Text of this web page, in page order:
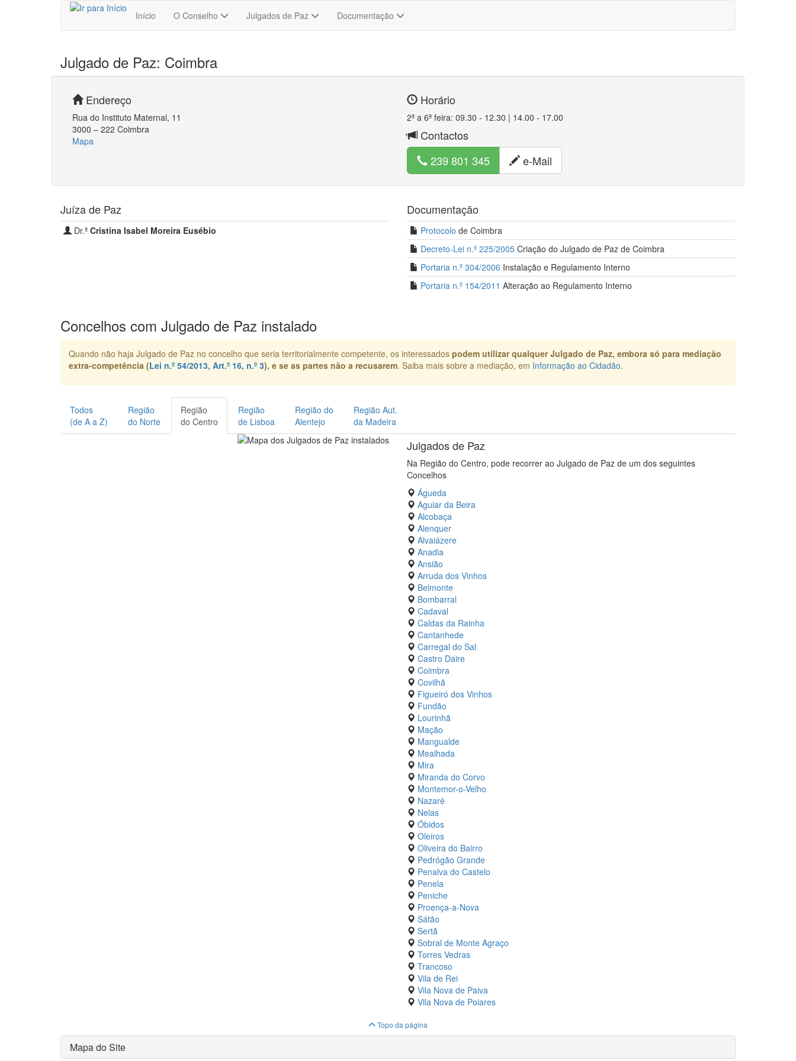
Conselho
dos
Julgados
de
Paz
Início O Conselho Julgados de Paz Documentação
Julgado de Paz: Coimbra
Endereço
Rua do Instituto Maternal, 11
3000 – 222 Coimbra
Mapa
Horário
2ª a 6ª feira: 09.30 - 12.30 | 14.00 - 17.00
Contactos
239 801 345
e-Mail
Juíza de Paz
Dr.ª Cristina Isabel Moreira Eusébio
Documentação
Protocolo de Coimbra
Decreto-Lei n.º 225/2005 Criação do Julgado de Paz de Coimbra
Portaria n.º 304/2006 Instalação e Regulamento Interno
Portaria n.º 154/2011 Alteração ao Regulamento Interno
Concelhos com Julgado de Paz instalado
Quando não haja Julgado de Paz no concelho que seria territorialmente competente, os interessados podem utilizar qualquer Julgado de Paz, embora só para mediação
extra-competência (Lei n.º 54/2013, Art.º 16, n.º 3), e se as partes não a recusarem. Saiba mais sobre a mediação, em Informação ao Cidadão.
Todos
(de A a Z)
Região
do Norte
Região
do Centro
Região
de Lisboa
Região do
Alentejo
Região Aut.
da Madeira
Julgados de Paz
Na Região do Centro, pode recorrer ao Julgado de Paz de um dos seguintes
Concelhos
Águeda
Aguiar da Beira
Alcobaça
Alenquer
Alvaiázere
Anadia
Ansião
Arruda dos Vinhos
Belmonte
Bombarral
Cadaval
Caldas da Rainha
Cantanhede
Carregal do Sal
Castro Daire
Coimbra
Covilhã
Figueiró dos Vinhos
Fundão
Lourinhã
Mação
Mangualde
Mealhada
Mira
Miranda do Corvo
Montemor-o-Velho
Nazaré
Nelas
Óbidos
Oleiros
Oliveira do Bairro
Pedrógão Grande
Penalva do Castelo
Penela
Peniche
Proença-a-Nova
Sátão
Sertã
Sobral de Monte Agraço
Torres Vedras
Trancoso
Vila de Rei
Vila Nova de Paiva
Vila Nova de Poiares
Topo da página
Mapa do Site